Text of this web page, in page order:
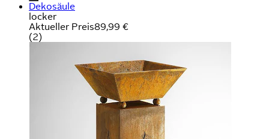
Dekosäule
locker
Aktueller Preis89,99 €
(2)